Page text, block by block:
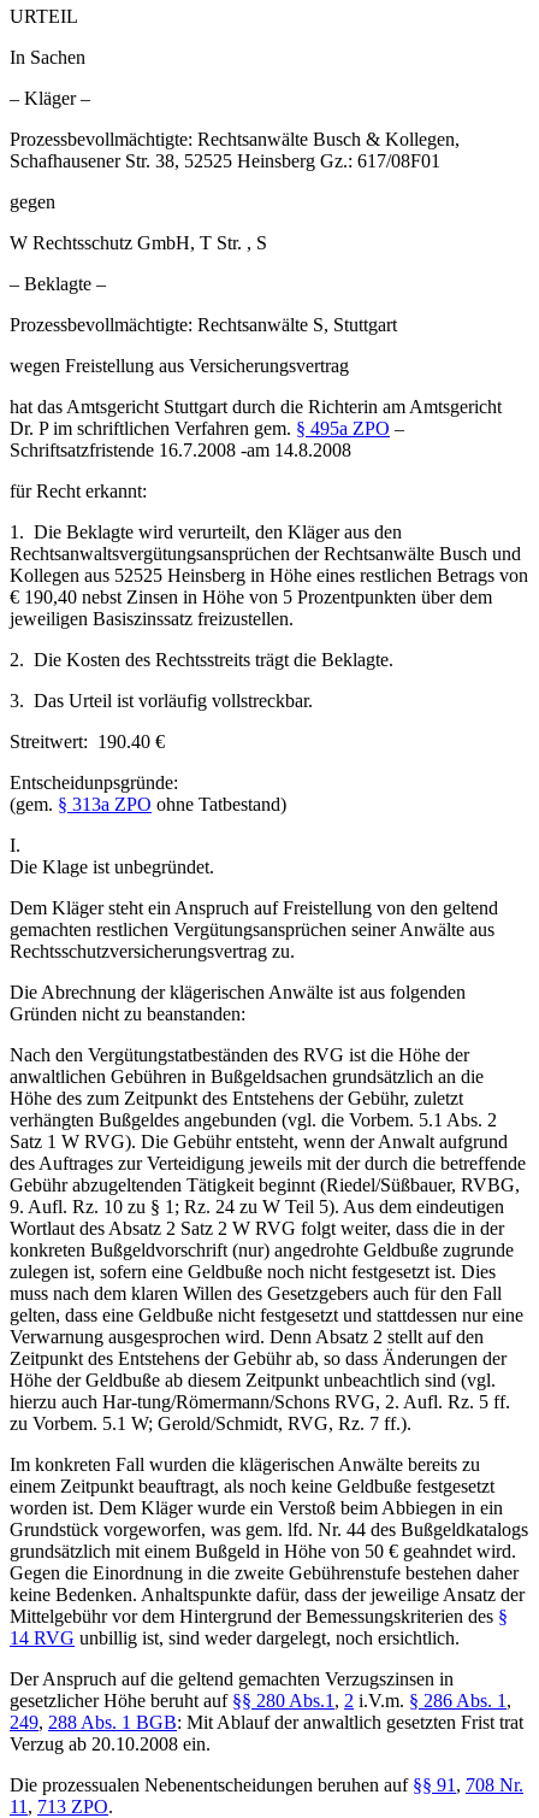
URTEIL
In Sachen
– Kläger –
Prozessbevollmächtigte: Rechtsanwälte Busch & Kollegen,
Schafhausener Str. 38, 52525 Heinsberg Gz.: 617/08F01
gegen
W Rechtsschutz GmbH, T Str. , S
– Beklagte –
Prozessbevollmächtigte: Rechtsanwälte S, Stuttgart
wegen Freistellung aus Versicherungsvertrag
hat das Amtsgericht Stuttgart durch die Richterin am Amtsgericht
Dr. P im schriftlichen Verfahren gem. § 495a ZPO –
Schriftsatzfristende 16.7.2008 -am 14.8.2008
für Recht erkannt:
1. Die Beklagte wird verurteilt, den Kläger aus den
Rechtsanwaltsvergütungsansprüchen der Rechtsanwälte Busch und
Kollegen aus 52525 Heinsberg in Höhe eines restlichen Betrags von
€ 190,40 nebst Zinsen in Höhe von 5 Prozentpunkten über dem
jeweiligen Basiszinssatz freizustellen.
2. Die Kosten des Rechtsstreits trägt die Beklagte.
3. Das Urteil ist vorläufig vollstreckbar.
Streitwert: 190.40 €
Entscheidunpsgründe:
(gem. § 313a ZPO ohne Tatbestand)
I.
Die Klage ist unbegründet.
Dem Kläger steht ein Anspruch auf Freistellung von den geltend
gemachten restlichen Vergütungsansprüchen seiner Anwälte aus
Rechtsschutzversicherungsvertrag zu.
Die Abrechnung der klägerischen Anwälte ist aus folgenden
Gründen nicht zu beanstanden:
Nach den Vergütungstatbeständen des RVG ist die Höhe der
anwaltlichen Gebühren in Bußgeldsachen grundsätzlich an die
Höhe des zum Zeitpunkt des Entstehens der Gebühr, zuletzt
verhängten Bußgeldes angebunden (vgl. die Vorbem. 5.1 Abs. 2
Satz 1 W RVG). Die Gebühr entsteht, wenn der Anwalt aufgrund
des Auftrages zur Verteidigung jeweils mit der durch die betreffende
Gebühr abzugeltenden Tätigkeit beginnt (Riedel/Süßbauer, RVBG,
9. Aufl. Rz. 10 zu § 1; Rz. 24 zu W Teil 5). Aus dem eindeutigen
Wortlaut des Absatz 2 Satz 2 W RVG folgt weiter, dass die in der
konkreten Bußgeldvorschrift (nur) angedrohte Geldbuße zugrunde
zulegen ist, sofern eine Geldbuße noch nicht festgesetzt ist. Dies
muss nach dem klaren Willen des Gesetzgebers auch für den Fall
gelten, dass eine Geldbuße nicht festgesetzt und stattdessen nur eine
Verwarnung ausgesprochen wird. Denn Absatz 2 stellt auf den
Zeitpunkt des Entstehens der Gebühr ab, so dass Änderungen der
Höhe der Geldbuße ab diesem Zeitpunkt unbeachtlich sind (vgl.
hierzu auch Har-tung/Römermann/Schons RVG, 2. Aufl. Rz. 5 ff.
zu Vorbem. 5.1 W; Gerold/Schmidt, RVG, Rz. 7 ff.).
Im konkreten Fall wurden die klägerischen Anwälte bereits zu
einem Zeitpunkt beauftragt, als noch keine Geldbuße festgesetzt
worden ist. Dem Kläger wurde ein Verstoß beim Abbiegen in ein
Grundstück vorgeworfen, was gem. lfd. Nr. 44 des Bußgeldkatalogs
grundsätzlich mit einem Bußgeld in Höhe von 50 € geahndet wird.
Gegen die Einordnung in die zweite Gebührenstufe bestehen daher
keine Bedenken. Anhaltspunkte dafür, dass der jeweilige Ansatz der
Mittelgebühr vor dem Hintergrund der Bemessungskriterien des §
14 RVG unbillig ist, sind weder dargelegt, noch ersichtlich.
Der Anspruch auf die geltend gemachten Verzugszinsen in
gesetzlicher Höhe beruht auf §§ 280 Abs.1 , 2 i.V.m. § 286 Abs. 1 ,
249, 288 Abs. 1 BGB: Mit Ablauf der anwaltlich gesetzten Frist trat
Verzug ab 20.10.2008 ein.
Die prozessualen Nebenentscheidungen beruhen auf §§ 91 , 708 Nr.
11 , 713 ZPO.